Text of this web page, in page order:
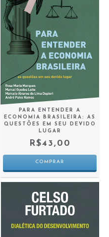
PARA ENTENDER A
ECONOMIA BRASILEIRA: AS
QUESTÕES EM SEU DEVIDO
LUGAR
R$43,00